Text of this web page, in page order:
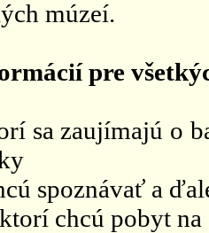
múzeí.
pre
sa zaujímajú o
spoznávať a
chcú pobyt